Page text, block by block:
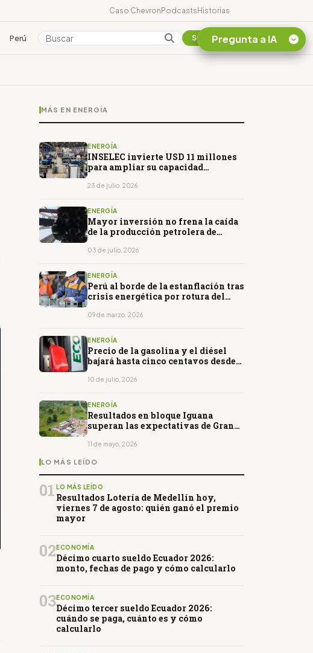
Caso ChevronPodcastsHistorias
Perú Colombia Suscribirse
MÁS EN ENERGÍA
ENERGÍA
INSELEC invierte USD 11 millones
para ampliar su capacidad
23 de julio, 2026
ENERGÍA
Mayor inversión no frena la caída
de la producción petrolera de
03 de julio, 2026
ENERGÍA
Perú al borde de la estanflación tras
crisis energética por rotura del
09 de marzo, 2026
ENERGÍA
Precio de la gasolina y el diésel
bajará hasta cinco centavos desde
10 de julio, 2026
ENERGÍA
Resultados en bloque Iguana
superan las expectativas de Gran
11 de mayo, 2026
LO MÁS LEÍDO
01 LO MÁS LEÍDO
Resultados Lotería de Medellín hoy,
viernes 7 de agosto: quién ganó el premio
mayor
02 ECONOMÍA
Décimo cuarto sueldo Ecuador 2026:
monto, fechas de pago y cómo calcularlo
03ECONOMÍA
Décimo tercer sueldo Ecuador 2026:
cuándo se paga, cuánto es y cómo
calcularlo
Pregunta a IA